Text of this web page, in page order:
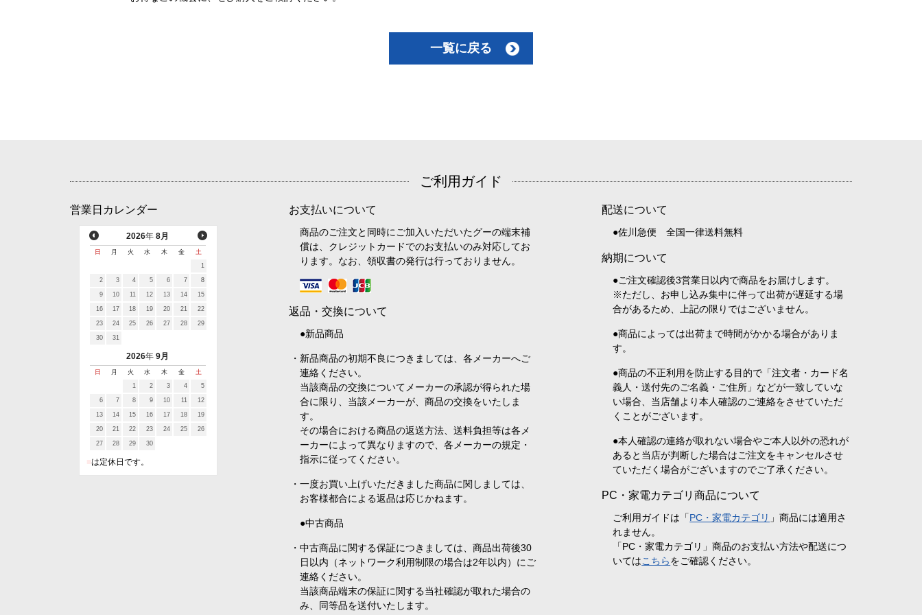
一覧に戻る
ご利用ガイド
営業日カレンダー
2026年8月
日 月 火 水 木 金
土
1
2 3 4 5 6 7 8
9 10 11 12 13 14 15
16 17 18 19 20 21 22
23 24 25 26 27 28 29
30 31
2026年9月
日 月 火 水 木 金
土
1
2 3 4 5
6 7 8 9 10 11 12
13 14 15 16 17 18 19
20 21 22 23 24 25 26
27 28 29 30
は定休日です。
お支払いについて
商品のご注文と同時にご加入いただいたグーの端末補
償は、クレジットカードでのお支払いのみ対応してお
ります。なお、領収書の発行は行っておりません。
返品・交換について
●新品商品
・新品商品の初期不良につきましては、各メーカーへご
連絡ください。
当該商品の交換についてメーカーの承認が得られた場
合に限り、当該メーカーが、商品の交換をいたしま
す。
その場合における商品の返送方法、送料負担等は各メ
ーカーによって異なりますので、各メーカーの規定・
指示に従ってください。
・一度お買い上げいただきました商品に関しましては、
お客様都合による返品は応じかねます。
●中古商品
・中古商品に関する保証につきましては、商品出荷後30
日以内（ネットワーク利用制限の場合は2年以内）にご
連絡ください。
当該商品端末の保証に関する当社確認が取れた場合の
み、同等品を送付いたします。
配送について
●佐川急便 全国一律送料無料
納期について
●ご注文確認後3営業日以内で商品をお届けします。
※ただし、お申し込み集中に伴って出荷が遅延する場
合があるため、上記の限りではございません。
●商品によっては出荷まで時間がかかる場合がありま
す。
●商品の不正利用を防止する目的で「注文者・カード名
義人・送付先のご名義・ご住所」などが一致していな
い場合、当店舗より本人確認のご連絡をさせていただ
くことがございます。
●本人確認の連絡が取れない場合やご本人以外の恐れが
あると当店が判断した場合はご注文をキャンセルさせ
ていただく場合がございますのでご了承ください。
PC・家電カテゴリ商品について
ご利用ガイドは「PC・家電カテゴリ 」商品には適用さ
れません。
「PC・家電カテゴリ」商品のお支払い方法や配送につ
いてはこちらをご確認ください。